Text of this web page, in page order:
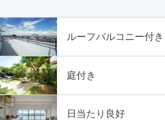
ルーフバルコニー付き
庭付き
日当たり良好